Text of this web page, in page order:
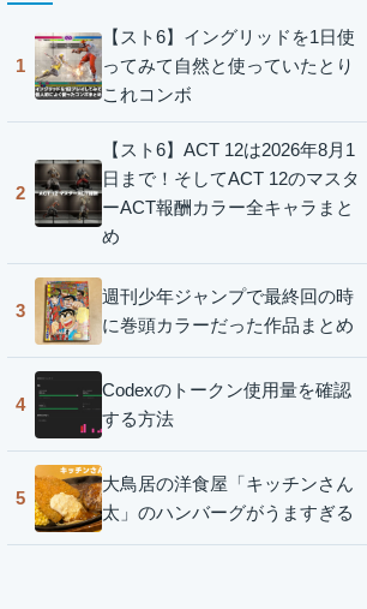
1
【スト6】イングリッドを1日使
ってみて自然と使っていたとり
これコンボ
2
【スト6】ACT 12は2026年8月1
日まで！そしてACT 12のマスタ
ーACT報酬カラー全キャラまと
め
3
週刊少年ジャンプで最終回の時
に巻頭カラーだった作品まとめ
4
Codexのトークン使用量を確認
する方法
5
大鳥居の洋食屋「キッチンさん
太」のハンバーグがうますぎる